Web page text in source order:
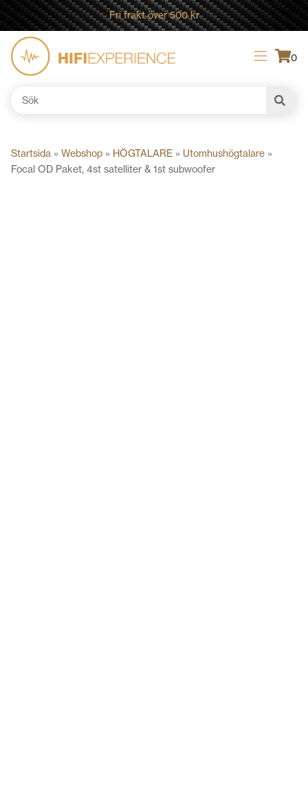
Fri frakt över 500 kr
0
Sök
Startsida » Webshop » HÖGTALARE » Utomhushögtalare »
Focal OD Paket, 4st satelliter & 1st subwoofer